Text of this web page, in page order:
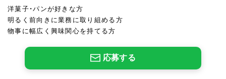
洋菓子・パンが好きな方
明るく前向きに業務に取り組める方
物事に幅広く興味関心を持てる方
応募する